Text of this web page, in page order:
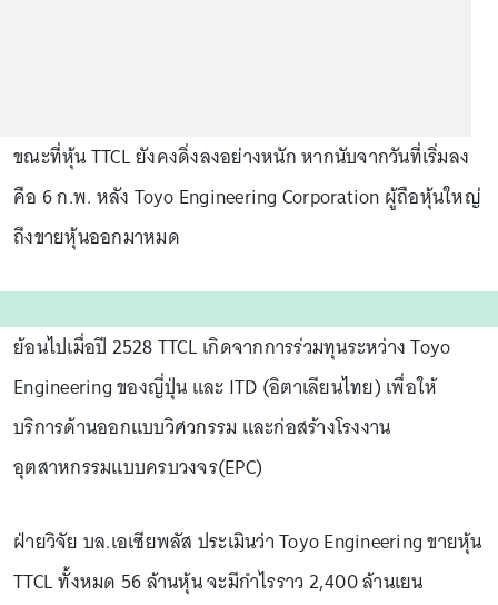
ขณะที่หุ้น TTCL ยังคงดิ่งลงอย่างหนัก หากนับจากวันที่เริ่มลง
คือ 6 ก.พ. หลัง Toyo Engineering Corporation ผู้ถือหุ้นใหญ่
ถึงขายหุ้นออกมาหมด
ย้อนไปเมื่อปี 2528 TTCL เกิดจากการร่วมทุนระหว่าง Toyo
Engineering ของญี่ปุ่น และ ITD (อิตาเลียนไทย) เพื่อให้
บริการด้านออกแบบวิศวกรรม และก่อสร้างโรงงาน
อุตสาหกรรมแบบครบวงจร(EPC)
ฝ่ายวิจัย บล.เอเซียพลัส ประเมินว่า Toyo Engineering ขายหุ้น
TTCL ทั้งหมด 56 ล้านหุ้น จะมีกำไรราว 2,400 ล้านเยน